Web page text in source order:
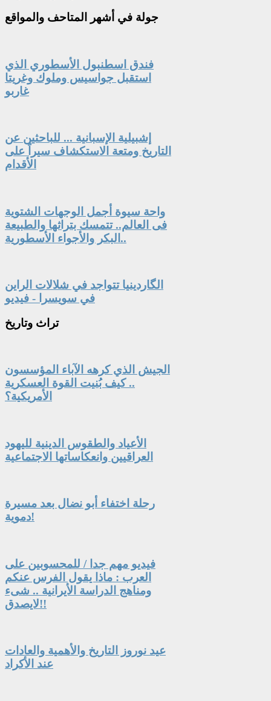
جولة في أشهر المتاحف والمواقع
فندق اسطنبول الأسطوري الذي
استقبل جواسيس وملوك وغريتا
غاربو
إشبيلية الإسبانية ... للباحثين عن
التاريخ ومتعة الاستكشاف سيراً على
الأقدام
واحة سيوة أجمل الوجهات الشتوية
فى العالم.. تتمسك بتراثها والطبيعة
البكر والأجواء الأسطورية..
الگاردينيا تتواجد في شلالات الراين
في سويسرا - فيديو
تراث وتاريخ
الجيش الذي كرهه الآباء المؤسسون
.. كيف بُنيت القوة العسكرية
الأمريكية؟
الأعياد والطقوس الدينية لليهود
العراقيين وانعكاساتها الاجتماعية
رحلة اختفاء أبو نضال بعد مسيرة
دموية!
فيديو مهم جدا / للمحسوبين على
العرب : ماذا يقول الفرس عنكم
ومناهج الدراسة الأيرانية .. شىء
لايصدق!!
عيد نوروز التاريخ والأهمية والعادات
عند الأكراد